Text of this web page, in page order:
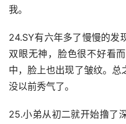
我。
24.SY有六年多了慢慢的发
双眼无神，脸色很不好看
中，脸上也出现了皱纹。
没以前秀气了。
25.小弟从初二就开始撸了